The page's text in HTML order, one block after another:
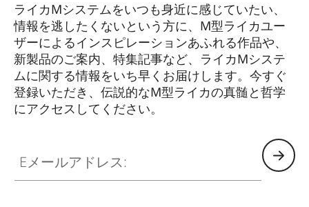
ライカMシステムをいつも身近に感じていたい、
情報を逃したくないという方に、M型ライカユー
ザーによるインスピレーションあふれる作品や、
新製品のご案内、特集記事など、ライカMシステ
ムに関する情報をいち早くお届けします。今すぐ
登録いただき、伝説的なM型ライカの真髄と哲学
にアクセスしてください。